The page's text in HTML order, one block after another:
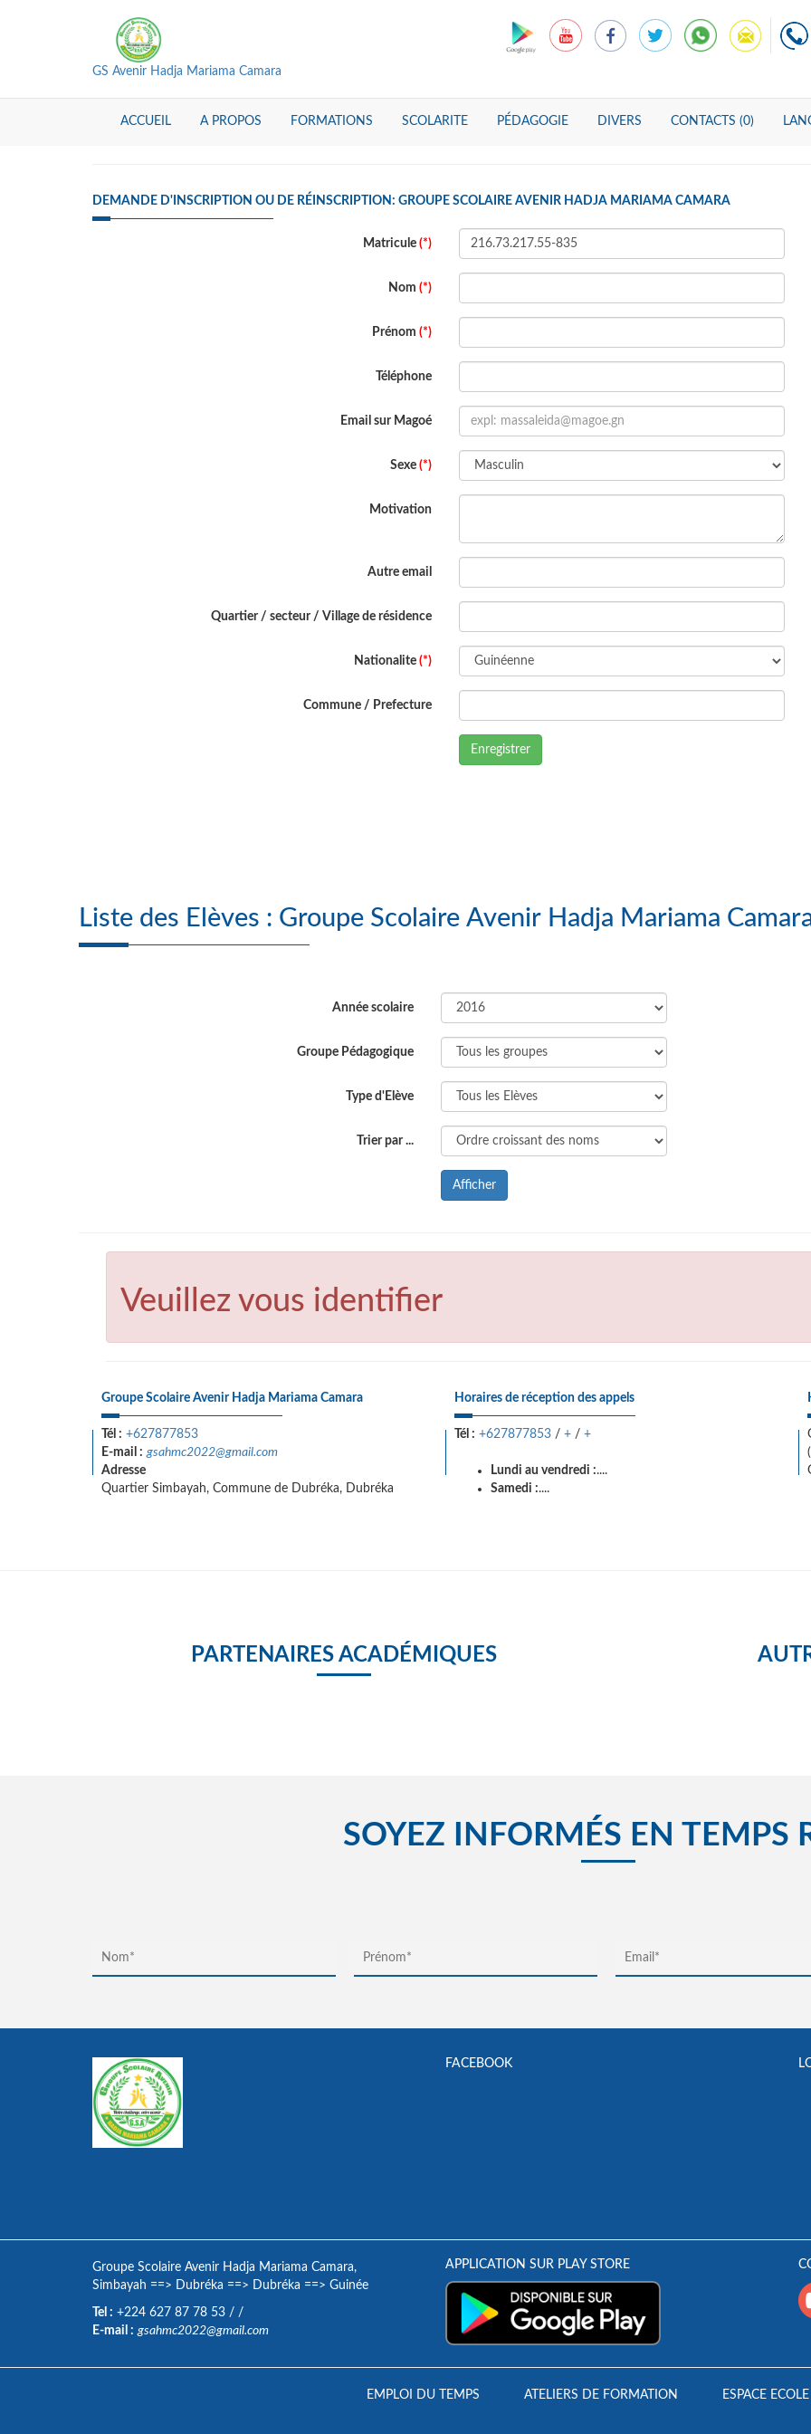
GS Avenir Hadja Mariama Camara
ACCUEIL A PROPOS FORMATIONS SCOLARITE PÉDAGOGIE DIVERS CONTACTS (0)
DEMANDE D'INSCRIPTION OU DE RÉINSCRIPTION: GROUPE SCOLAIRE AVENIR HADJA MARIAMA CAMARA
Matricule (*)
Nom (*)
Prénom (*)
Téléphone
Email sur Magoé
Sexe (*)
Motivation
Autre email
Quartier / secteur / Village de résidence
Nationalite (*)
Commune / Prefecture
Enregistrer
Liste des Elèves : Groupe Scolaire Avenir Hadja Mariama
Année scolaire
Groupe Pédagogique
Type d'Elève
Trier par ...
Afficher
Veuillez vous identifier
Groupe Scolaire Avenir Hadja Mariama Camara
Tél : +627877853
E-mail : gsahmc2022@gmail.com
Adresse
Quartier Simbayah, Commune de Dubréka, Dubréka
Horaires de réception des appels
Tél : +627877853 / + / +
Lundi au vendredi :....
Samedi :....
PARTENAIRES ACADÉMIQUES
SOYEZ INFORMÉS EN TEMPS
FACEBOOK
Groupe Scolaire Avenir Hadja Mariama Camara,
Simbayah ==> Dubréka ==> Dubréka ==> Guinée
Tel : +224 627 87 78 53 / /
E-mail : gsahmc2022@gmail.com
APPLICATION SUR PLAY STORE
EMPLOI DU TEMPS ATELIERS DE FORMATION ESPACE ECOLE